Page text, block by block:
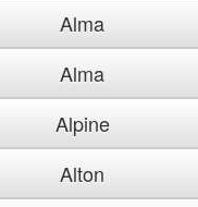
Alma
Alma
Alpine
Alton